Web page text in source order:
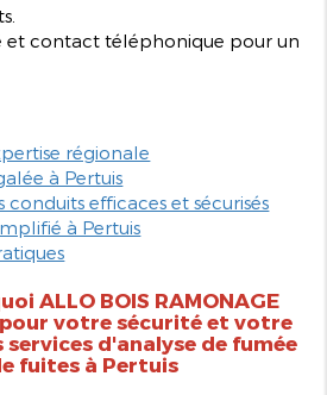
et contact téléphonique pour un
régionale
à Pertuis
conduits efficaces et sécurisés
à Pertuis
ALLO BOIS RAMONAGE
votre sécurité et votre
d'analyse de fumée
fuites à Pertuis